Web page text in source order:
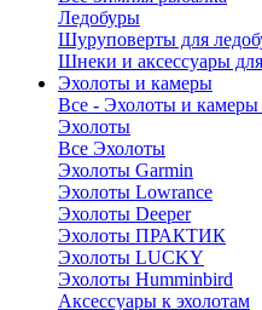
Ледобуры
Шуруповерты для
Шнеки и аксессуары
Эхолоты и камеры
Все - Эхолоты и камеры
Эхолоты
Все Эхолоты
Эхолоты Garmin
Эхолоты Lowrance
Эхолоты Deeper
Эхолоты ПРАКТИК
Эхолоты LUCKY
Эхолоты Humminbird
Аксессуары к эхолотам